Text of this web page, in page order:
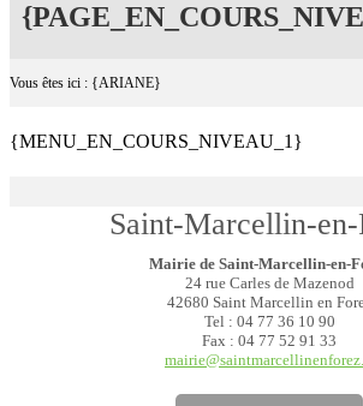
Vous êtes ici : {ARIANE}
{MENU_EN_COURS_NIVEAU_1}
Saint-Marcellin-en-
Mairie de Saint-Marcellin-en-
24 rue Carles de Mazenod
42680 Saint Marcellin en
Tel : 04 77 36 10 90
Fax : 04 77 52 91 33